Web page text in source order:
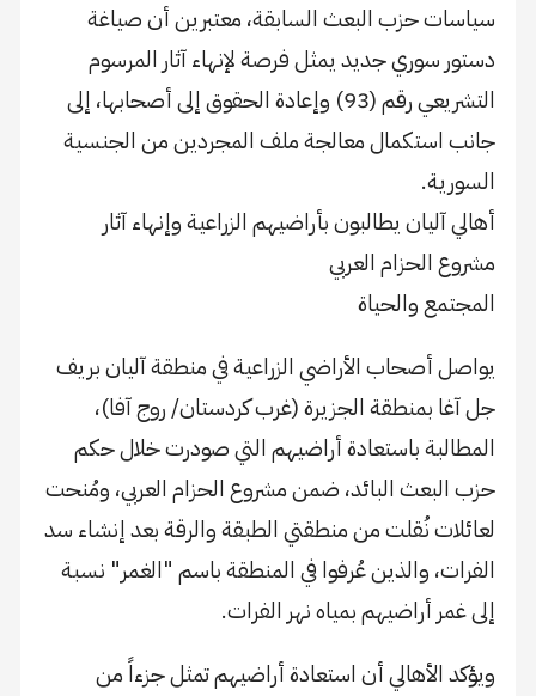
سياسات حزب البعث السابقة، معتبرين أن صياغة
دستور سوري جديد يمثل فرصة لإنهاء آثار المرسوم
التشريعي رقم (93) وإعادة الحقوق إلى أصحابها، إلى
جانب استكمال معالجة ملف المجردين من الجنسية
السورية.
أهالي آليان يطالبون بأراضيهم الزراعية وإنهاء آثار
مشروع الحزام العربي
المجتمع والحياة
يواصل أصحاب الأراضي الزراعية في منطقة آليان بريف
جل آغا بمنطقة الجزيرة (غرب كردستان/ روج آفا)،
المطالبة باستعادة أراضيهم التي صودرت خلال حكم
حزب البعث البائد، ضمن مشروع الحزام العربي، ومُنحت
لعائلات نُقلت من منطقتي الطبقة والرقة بعد إنشاء سد
الفرات، والذين عُرفوا في المنطقة باسم "الغمر" نسبة
إلى غمر أراضيهم بمياه نهر الفرات.
ويؤكد الأهالي أن استعادة أراضيهم تمثل جزءاً من